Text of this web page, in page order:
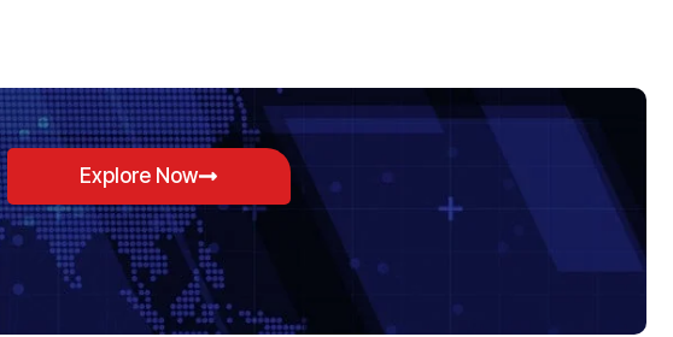
Explore Now